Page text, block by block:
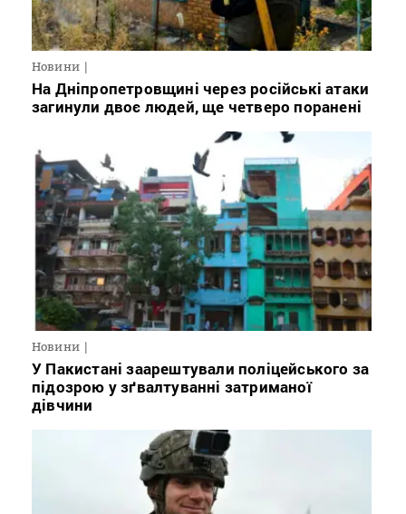
Новини
На Дніпропетровщині через російські атаки
загинули двоє людей, ще четверо поранені
Новини
У Пакистані заарештували поліцейського за
підозрою у зґвалтуванні затриманої
дівчини